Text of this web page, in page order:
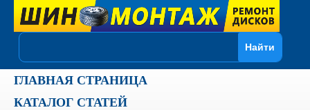
ГЛАВНАЯ СТРАНИЦА
КАТАЛОГ СТАТЕЙ